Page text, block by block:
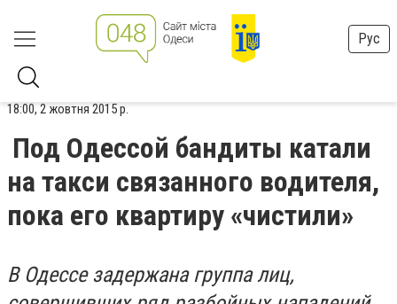
Рус
18:00, 2 жовтня 2015 р.
Под Одессой бандиты катали
на такси связанного водителя,
пока его квартиру «чистили»
В Одессе задержана группа лиц,